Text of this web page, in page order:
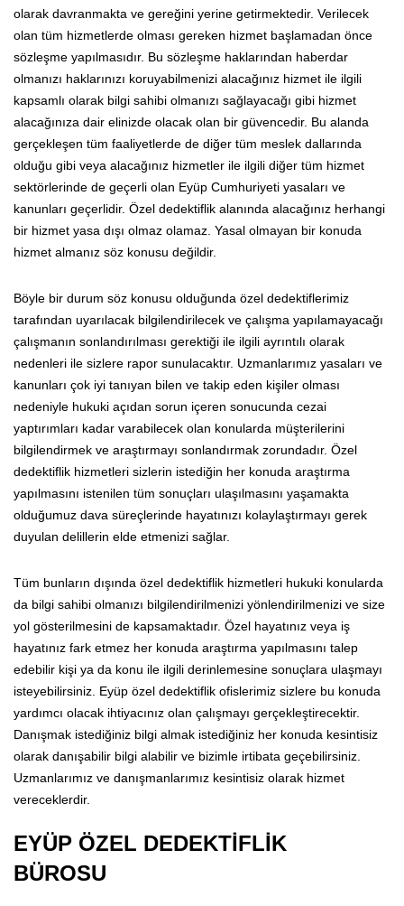
olarak davranmakta ve gereğini yerine getirmektedir. Verilecek
olan tüm hizmetlerde olması gereken hizmet başlamadan önce
sözleşme yapılmasıdır. Bu sözleşme haklarından haberdar
olmanızı haklarınızı koruyabilmenizi alacağınız hizmet ile ilgili
kapsamlı olarak bilgi sahibi olmanızı sağlayacağı gibi hizmet
alacağınıza dair elinizde olacak olan bir güvencedir. Bu alanda
gerçekleşen tüm faaliyetlerde de diğer tüm meslek dallarında
olduğu gibi veya alacağınız hizmetler ile ilgili diğer tüm hizmet
sektörlerinde de geçerli olan Eyüp Cumhuriyeti yasaları ve
kanunları geçerlidir. Özel dedektiflik alanında alacağınız herhangi
bir hizmet yasa dışı olmaz olamaz. Yasal olmayan bir konuda
hizmet almanız söz konusu değildir.
Böyle bir durum söz konusu olduğunda özel dedektiflerimiz
tarafından uyarılacak bilgilendirilecek ve çalışma yapılamayacağı
çalışmanın sonlandırılması gerektiği ile ilgili ayrıntılı olarak
nedenleri ile sizlere rapor sunulacaktır. Uzmanlarımız yasaları ve
kanunları çok iyi tanıyan bilen ve takip eden kişiler olması
nedeniyle hukuki açıdan sorun içeren sonucunda cezai
yaptırımları kadar varabilecek olan konularda müşterilerini
bilgilendirmek ve araştırmayı sonlandırmak zorundadır. Özel
dedektiflik hizmetleri sizlerin istediğin her konuda araştırma
yapılmasını istenilen tüm sonuçları ulaşılmasını yaşamakta
olduğumuz dava süreçlerinde hayatınızı kolaylaştırmayı gerek
duyulan delillerin elde etmenizi sağlar.
Tüm bunların dışında özel dedektiflik hizmetleri hukuki konularda
da bilgi sahibi olmanızı bilgilendirilmenizi yönlendirilmenizi ve size
yol gösterilmesini de kapsamaktadır. Özel hayatınız veya iş
hayatınız fark etmez her konuda araştırma yapılmasını talep
edebilir kişi ya da konu ile ilgili derinlemesine sonuçlara ulaşmayı
isteyebilirsiniz. Eyüp özel dedektiflik ofislerimiz sizlere bu konuda
yardımcı olacak ihtiyacınız olan çalışmayı gerçekleştirecektir.
Danışmak istediğiniz bilgi almak istediğiniz her konuda kesintisiz
olarak danışabilir bilgi alabilir ve bizimle irtibata geçebilirsiniz.
Uzmanlarımız ve danışmanlarımız kesintisiz olarak hizmet
vereceklerdir.
EYÜP ÖZEL DEDEKTİFLİK
BÜROSU